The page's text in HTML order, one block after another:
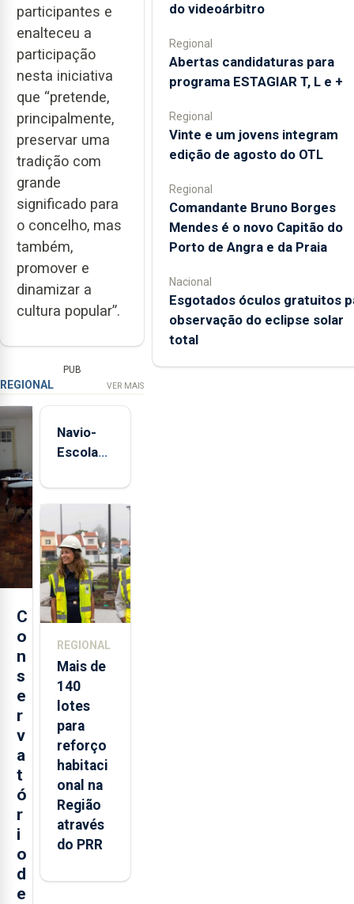
participantes e
enalteceu a
participação
nesta iniciativa
que “pretende,
principalmente,
preservar uma
tradição com
grande
significado para
o concelho, mas
também,
promover e
dinamizar a
cultura popular”.
PUB
REGIONAL VER MAIS
C
o
n
s
e
r
v
a
t
ó
r
i
o
d
e
Navio-
Escola
está de
aos
Açores
REGIONAL
Mais de
140
lotes
para
reforço
habitaci
onal na
Região
através
do PRR
do videoárbitro
Regional
Abertas candidaturas para
programa ESTAGIAR T, L e +
Regional
Vinte e um jovens integram
edição de agosto do OTL
Regional
Comandante Bruno Borges
Mendes é o novo Capitão do
Porto de Angra e da Praia
Nacional
Esgotados óculos gratuitos
observação do eclipse solar
total